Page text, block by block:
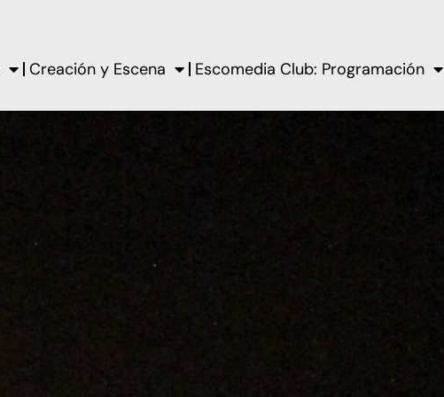
Creación y Escena Escomedia Club: Programación